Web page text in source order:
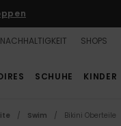
NACHHALTIGKEIT SHOPS
SCHUHE KINDER
Swim Bikini Oberteile